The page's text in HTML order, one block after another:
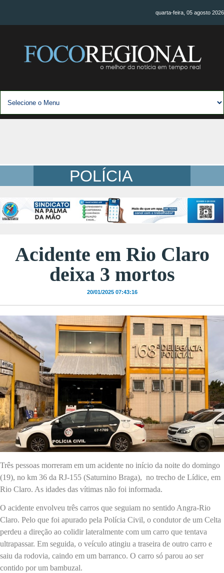
quarta-feira, 05 agosto 2026
POLÍCIA
Acidente em Rio Claro
deixa 3 mortos
20/01/2025 07:43:16
Três pessoas morreram em um acidente no início da noite do domingo
(19), no km 36 da RJ-155 (Saturnino Braga), no trecho de Lídice, em
Rio Claro. As idades das vítimas não foi informada.
O acidente envolveu três carros que seguiam no sentido Angra-Rio
Claro. Pelo que foi apurado pela Polícia Civil, o condutor de um Celta
perdeu a direção ao colidir lateralmente com um carro que tentava
ultrapassar. Em seguida, o veículo atingiu a traseira de outro carro e
saiu da rodovia, caindo em um barranco. O carro só parou ao ser
contido por um bambuzal.